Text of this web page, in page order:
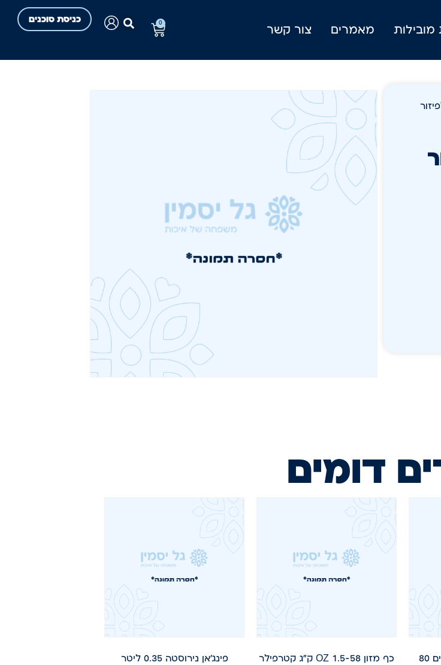
מובילות מאמרים צור קשר
כניסת סוכנים 0
דומים
מעמד נירוסטה לבקבוקים 80
כף מזון 58-OZ 1.5 ק"ג קטרפילר
פינג'אן נירוסטה 0.35 ליטר